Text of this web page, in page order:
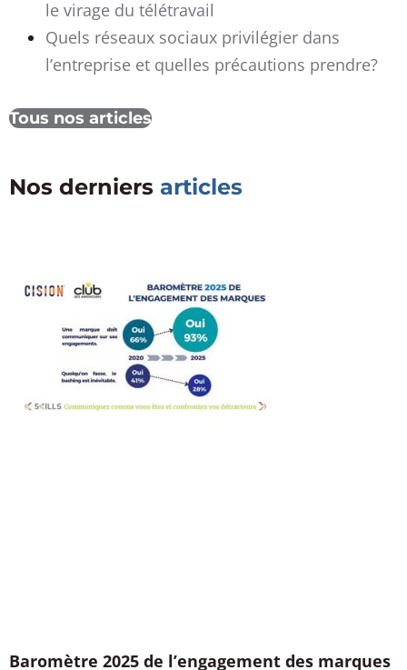
le virage du télétravail
Quels réseaux sociaux privilégier dans
l’entreprise et quelles précautions prendre?
Tous nos articles
Nos derniers articles
Baromètre 2025 de l’engagement des marques